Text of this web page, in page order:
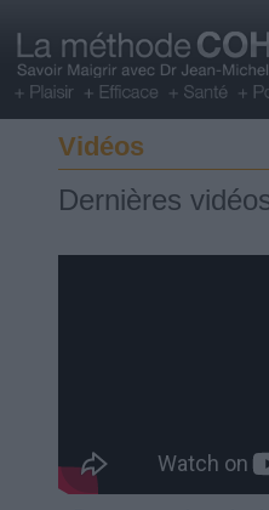
Vidéos
Dernières